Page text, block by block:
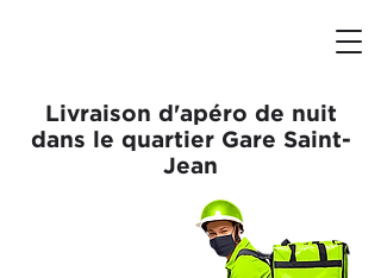
Livraison d'apéro de nuit
dans le quartier Gare Saint-
Jean